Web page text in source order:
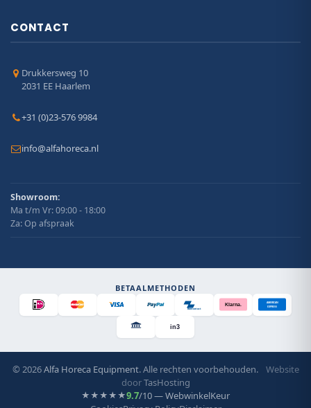
CONTACT
Drukkersweg 10
2031 EE Haarlem
+31 (0)23-576 9984
info@alfahoreca.nl
Showroom:
Ma t/m Vr: 09:00 - 18:00
Za: Op afspraak
BETAALMETHODEN
Bancontact
Klarna.
AMERICAN
EXPRESS
in3
© 2026Alfa Horeca Equipment. Alle rechten voorbehouden.
Website
doorTasHosting
★★★★★9.7/10 — WebwinkelKeur